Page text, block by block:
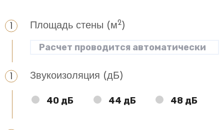
Площадь стены (м2)
Звукоизоляция (дБ)
40 дБ 44 дБ 48 дБ